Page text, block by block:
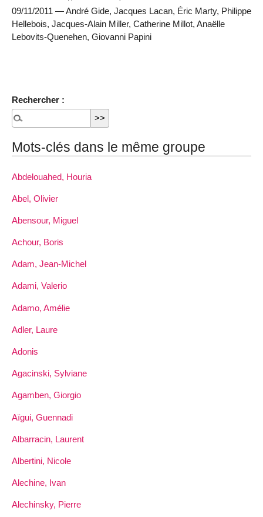
09/11/2011 — André Gide, Jacques Lacan, Éric Marty, Philippe
Hellebois, Jacques-Alain Miller, Catherine Millot, Anaëlle
Lebovits-Quenehen, Giovanni Papini
Rechercher :
Mots-clés dans le même groupe
Abdelouahed, Houria
Abel, Olivier
Abensour, Miguel
Achour, Boris
Adam, Jean-Michel
Adami, Valerio
Adamo, Amélie
Adler, Laure
Adonis
Agacinski, Sylviane
Agamben, Giorgio
Aïgui, Guennadi
Albarracin, Laurent
Albertini, Nicole
Alechine, Ivan
Alechinsky, Pierre